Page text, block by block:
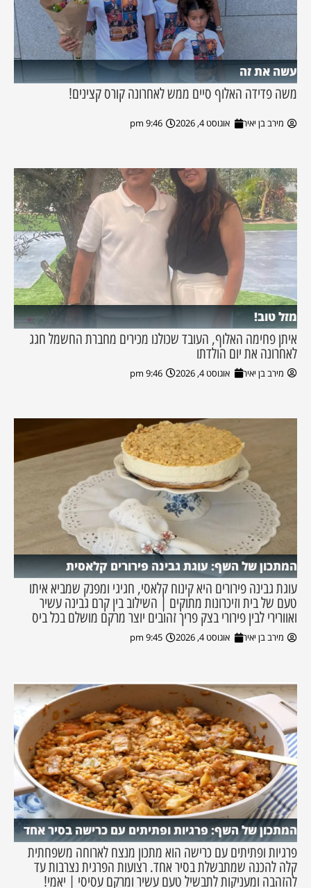
עשה את זה
משה פדידה האלוף סיים ממש לאחרונה קורס קצינים!
מירב בן יאיר אוגוסט 4, 2026 9:46 pm
מזל טוב!
איתן פחימה האלוף, העובד שכולנו מכירים מחברת החשמל חגג
לאחרונה את יום הולדתו
מירב בן יאיר אוגוסט 4, 2026 9:46 pm
המתכון של השף: עוגת גבינה פירורים קלאסית
עוגת גבינה פירורים היא קינוח קלאסי, חגיגי ומפנק שמביא איתו
טעם של בית וזיכרונות מתוקים | השילוב בין קרם גבינה עשיר
ואוורירי לבין פירורי בצק פריך זהובים יוצר מרקם מושלם בכל ביס
מירב בן יאיר אוגוסט 4, 2026 9:45 pm
המתכון של השף: פרגיות ופתיתים עם כרישה בסיר אחד
פרגיות ופתיתים עם כרישה הוא מתכון מנצח לארוחה משפחתית
קלה להכנה שמתבשלת בסיר אחד. רצועות הפרגית נצרבות עד
להזהבה ומעניקות לתבשיל טעם עשיר ומרקם עסיסי | יאמי!